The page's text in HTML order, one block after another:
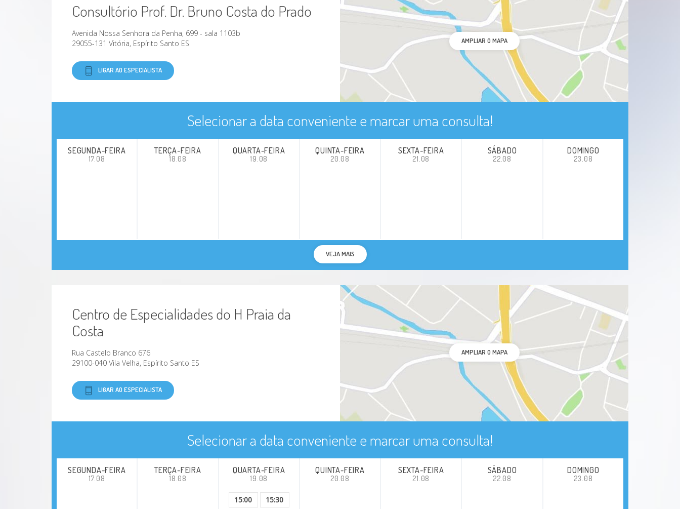
Consultório Prof. Dr. Bruno Costa do Prado
Avenida Nossa Senhora da Penha, 699 - sala 1103b
29055-131 Vitória, Espírito Santo ES
LIGAR AO ESPECIALISTA
AMPLIAR O MAPA
Selecionar a data conveniente e marcar uma consulta!
SEGUNDA-FEIRA
17.08
TERÇA-FEIRA
18.08
QUARTA-FEIRA
19.08
QUINTA-FEIRA
20.08
SEXTA-FEIRA
21.08
SÁBADO
22.08
DOMINGO
23.08
VEJA MAIS
Centro de Especialidades do H Praia da
Costa
Rua Castelo Branco 676
29100-040 Vila Velha, Espírito Santo ES
LIGAR AO ESPECIALISTA
AMPLIAR O MAPA
Selecionar a data conveniente e marcar uma consulta!
SEGUNDA-FEIRA
17.08
TERÇA-FEIRA
18.08
QUARTA-FEIRA
19.08
15:00 15:30
QUINTA-FEIRA
20.08
SEXTA-FEIRA
21.08
SÁBADO
22.08
DOMINGO
23.08